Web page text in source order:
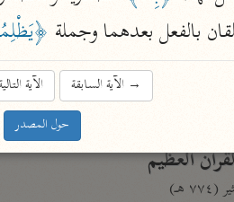
Type 2 or more
البيان
العظيم
هـ)
عامّة بالفعل بعدهما وجملة
→الآية السابقة الآية
حول المصدر